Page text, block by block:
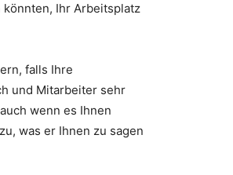
Ihr Arbeitsplatz
falls Ihre
und Mitarbeiter sehr
wenn es Ihnen
was er Ihnen zu sagen